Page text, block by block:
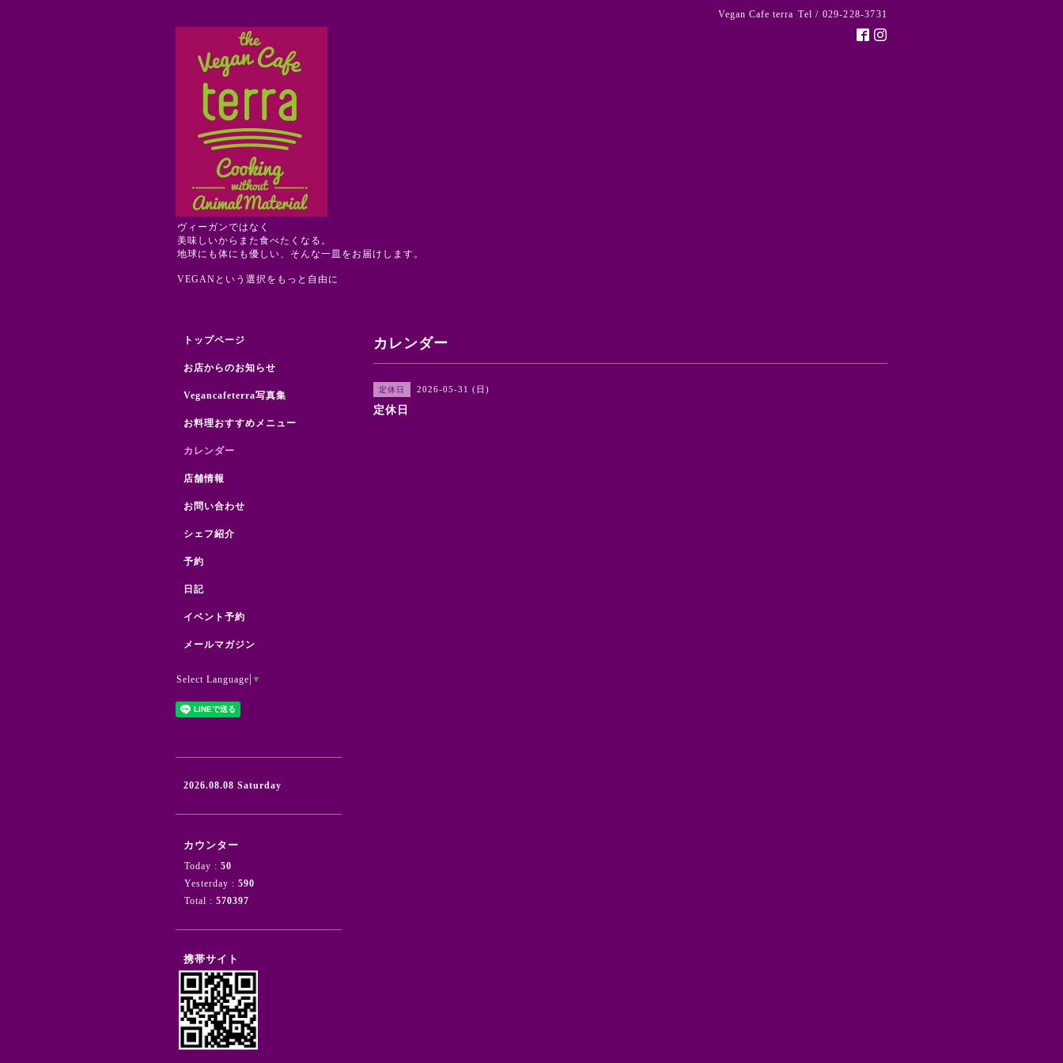
Vegan Cafe terra Tel / 029-228-3731
ヴィーガンではなく
美味しいからまた食べたくなる。
地球にも体にも優しい、そんな一皿をお届けします。
VEGANという選択をもっと自由に
カレンダー
定休日 2026-05-31 (日)
定休日
トップページ
お店からのお知らせ
Vegancafeterra写真集
お料理おすすめメニュー
カレンダー
店舗情報
お問い合わせ
シェフ紹介
予約
日記
イベント予約
メールマガジン
Select Language ▼
2026.08.08 Saturday
カウンター
Today : 50
Yesterday : 590
Total : 570397
携帯サイト